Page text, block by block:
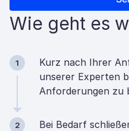
Wie geht es
1
Kurz nach Ihrer
unserer Experten
Anforderungen zu
2
Bei Bedarf